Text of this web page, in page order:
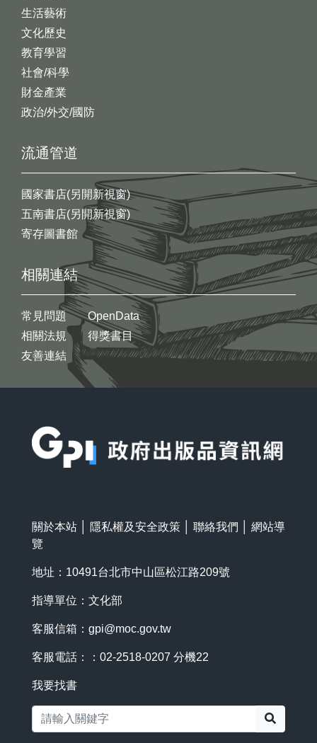
生活藝術
文化歷史
教育學習
社會/科學
財金產業
政治/外交/國防
流通管道
國家書店(另開新視窗)
五南書店(另開新視窗)
寄存圖書館
相關連結
常見問題
相關法規
友善連結
OpenData
得獎書目
關於本站 隱私權及安全政策 聯絡我們
網站導
覽
地址：10491台北市中山區松江路209號
指導單位：文化部
客服信箱： gpi@moc.gov.tw
客服電話：：02-2518-0207 分機22
我要找書